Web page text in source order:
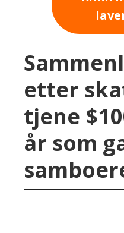
etter
tjene
år som